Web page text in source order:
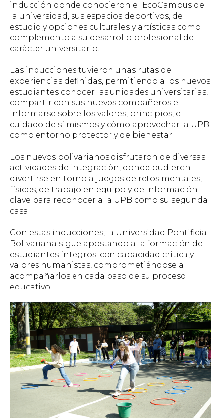
inducción donde conocieron el EcoCampus de
la universidad, sus espacios deportivos, de
estudio y opciones culturales y artísticas como
complemento a su desarrollo profesional de
carácter universitario.
Las inducciones tuvieron unas rutas de
experiencias definidas, permitiendo a los nuevos
estudiantes conocer las unidades universitarias,
compartir con sus nuevos compañeros e
informarse sobre los valores, principios, el
cuidado de sí mismos y cómo aprovechar la UPB
como entorno protector y de bienestar.
Los nuevos bolivarianos disfrutaron de diversas
actividades de integración, donde pudieron
divertirse en torno a juegos de retos mentales,
físicos, de trabajo en equipo y de información
clave para reconocer a la UPB como su segunda
casa.
Con estas inducciones, la Universidad Pontificia
Bolivariana sigue apostando a la formación de
estudiantes íntegros, con capacidad crítica y
valores humanistas, comprometiéndose a
acompañarlos en cada paso de su proceso
educativo.